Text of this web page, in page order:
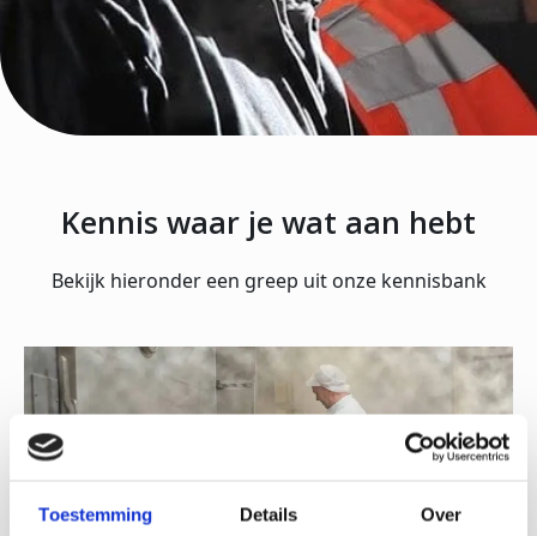
Toestemming Details Over
Kennis waar je wat aan hebt
Bekijk hieronder een greep uit onze kennisbank